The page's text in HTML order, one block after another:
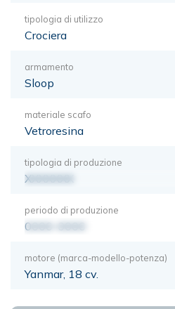
tipologia di utilizzo
Crociera
armamento
Sloop
materiale scafo
Vetroresina
tipologia di produzione
XXXXXXX
periodo di produzione
0000-0000
motore (marca-modello-potenza)
Yanmar, 18 cv.